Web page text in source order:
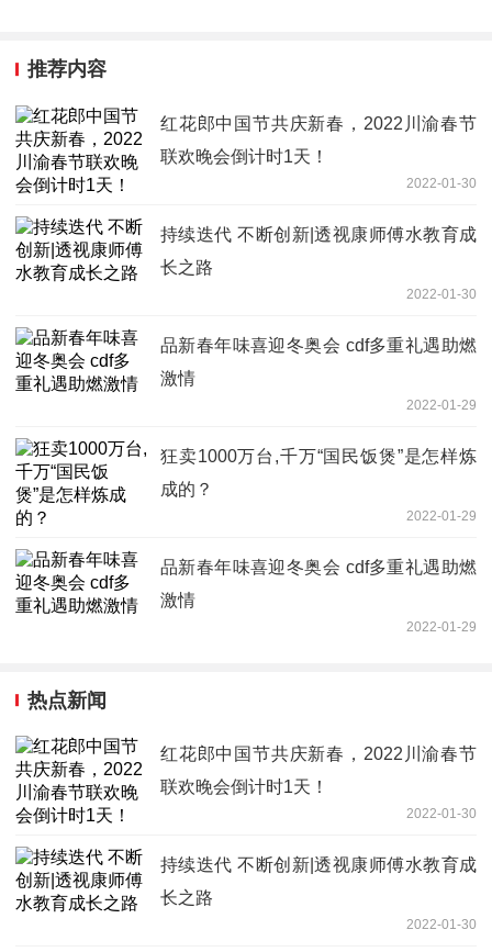
推荐内容
红花郎中国节共庆新春，2022川渝春节
联欢晚会倒计时1天！
2022-01-30
持续迭代 不断创新|透视康师傅水教育成
长之路
2022-01-30
品新春年味喜迎冬奥会 cdf多重礼遇助燃
激情
2022-01-29
狂卖1000万台,千万“国民饭煲”是怎样炼
成的？
2022-01-29
品新春年味喜迎冬奥会 cdf多重礼遇助燃
激情
2022-01-29
热点新闻
红花郎中国节共庆新春，2022川渝春节
联欢晚会倒计时1天！
2022-01-30
持续迭代 不断创新|透视康师傅水教育成
长之路
2022-01-30